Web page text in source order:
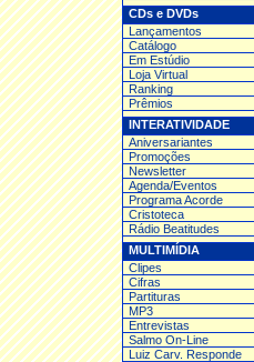
CDs e DVDs
Lançamentos
Catálogo
Em Estúdio
Loja Virtual
Ranking
Prêmios
INTERATIVIDADE
Aniversariantes
Promoções
Newsletter
Agenda/Eventos
Programa Acorde
Cristoteca
Rádio Beatitudes
MULTIMÍDIA
Clipes
Cifras
Partituras
MP3
Entrevistas
Salmo On-Line
Luiz Carv. Responde